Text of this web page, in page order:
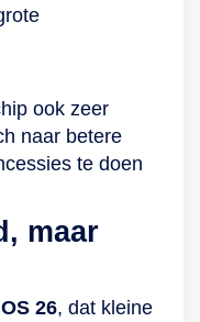
ook zeer
naar betere
te doen
maar
26, dat kleine